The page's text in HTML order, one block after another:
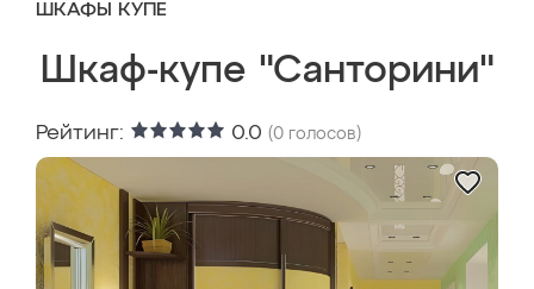
ШКАФЫ КУПЕ
Шкаф-купе "Санторини"
Рейтинг: 0.0 (0 голосов)